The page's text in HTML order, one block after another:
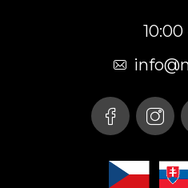
10:00